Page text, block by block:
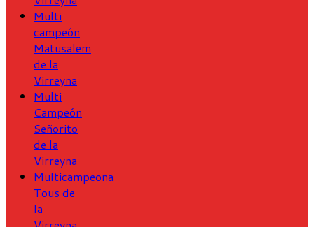
Multi
campeón
Matusalem
de la
Virreyna
Multi
Campeón
Señorito
de la
Virreyna
Multicampeona
Tous de
la